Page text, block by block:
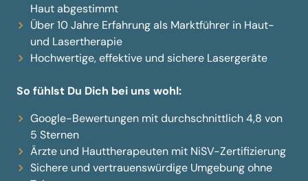
Haut abgestimmt
Über 10 Jahre Erfahrung als Marktführer in Haut-
und Lasertherapie
Hochwertige, effektive und sichere Lasergeräte
So fühlst Du Dich bei uns wohl:
Google-Bewertungen mit durchschnittlich 4,8 von
5 Sternen
Ärzte und Hauttherapeuten mit NiSV-Zertifizierung
Sichere und vertrauenswürdige Umgebung ohne